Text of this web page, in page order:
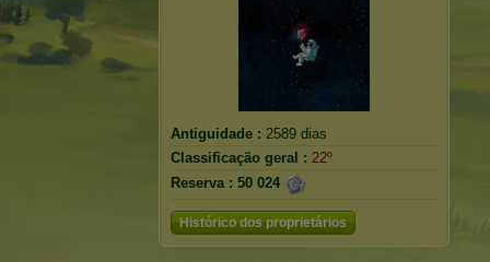
Antiguidade : 2589 dias
Classificação geral : 22º
Reserva : 50 024
Histórico dos proprietários